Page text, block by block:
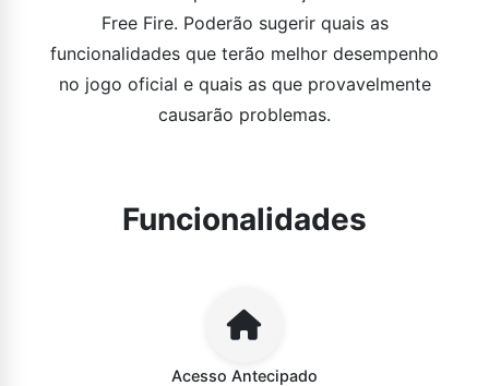
Free Fire. Poderão sugerir quais as
funcionalidades que terão melhor desempenho
no jogo oficial e quais as que provavelmente
causarão problemas.
Funcionalidades
Acesso Antecipado